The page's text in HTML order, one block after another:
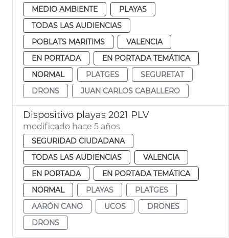
MEDIO AMBIENTE
PLAYAS
TODAS LAS AUDIENCIAS
POBLATS MARITIMS
VALENCIA
EN PORTADA
EN PORTADA TEMÁTICA
NORMAL
PLATGES
SEGURETAT
DRONS
JUAN CARLOS CABALLERO
Dispositivo playas 2021 PLV
modificado hace 5 años
SEGURIDAD CIUDADANA
TODAS LAS AUDIENCIAS
VALENCIA
EN PORTADA
EN PORTADA TEMÁTICA
NORMAL
PLAYAS
PLATGES
AARÓN CANO
UCOS
DRONES
DRONS